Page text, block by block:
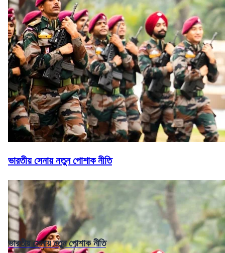
ভারতীয় সেনায় নতুন পোশাক নীতি
ভারতীয় সেনায় নতুন পোশাক নীতি